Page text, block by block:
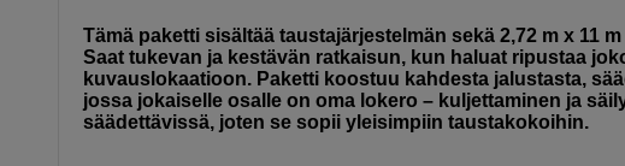
Tämä paketti sisältää taustajärjestelmän sekä 2,72 m x 11
Saat tukevan ja kestävän ratkaisun, kun haluat ripustaa
kuvauslokaatioon. Paketti koostuu kahdesta jalustasta,
jossa jokaiselle osalle on oma lokero – kuljettaminen ja
säädettävissä, joten se sopii yleisimpiin taustakokoihin.